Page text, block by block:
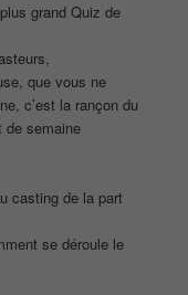
grand Quiz de
que vous ne
c’est la rançon du
de semaine
casting de la part
se déroule le